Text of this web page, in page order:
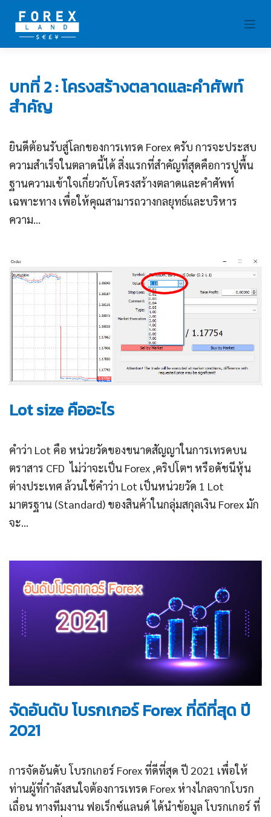
content
ห้อง
สมุด
Forex
บทที่ 2 : โครงสร้างตลาดและคำศัพท์
สำคัญ
ยินดีต้อนรับสู่โลกของการเทรด Forex ครับ การจะประสบ
ความสำเร็จในตลาดนี้ได้ สิ่งแรกที่สำคัญที่สุดคือการปูพื้น
ฐานความเข้าใจเกี่ยวกับโครงสร้างตลาดและคำศัพท์
เฉพาะทาง เพื่อให้คุณสามารถวางกลยุทธ์และบริหาร
ความ...
Lot size คืออะไร
คำว่า Lot คือ หน่วยวัดของขนาดสัญญาในการเทรดบน
ตราสาร CFD ไม่ว่าจะเป็น Forex ,คริปโตฯ หรือดัชนีหุ้น
ต่างประเทศ ล้วนใช้คำว่า Lot เป็นหน่วยวัด 1 Lot
มาตรฐาน (Standard) ของสินค้าในกลุ่มสกุลเงิน Forex มัก
จะ...
จัดอันดับ โบรกเกอร์ Forex ที่ดีที่สุด ปี
2021
การจัดอันดับ โบรกเกอร์ Forex ที่ดีที่สุด ปี 2021 เพื่อให้
ท่านผู้ที่กำลังสนใจต้องการเทรด Forex ห่างไกลจากโบรก
เถื่อน ทางทีมงาน ฟอเร็กซ์แลนด์ ได้นำข้อมูล โบรกเกอร์ ที่